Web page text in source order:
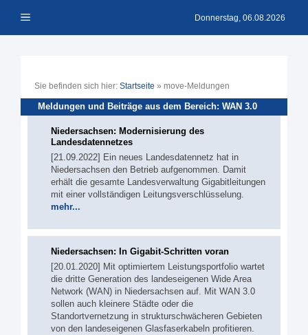
Inhalt Menü Donnerstag, 06.08.2026
Sie befinden sich hier: Startseite » move-Meldungen
Meldungen und Beiträge aus dem Bereich: WAN 3.0
Niedersachsen: Modernisierung des
Landesdatennetzes
[21.09.2022] Ein neues Landesdatennetz hat in
Niedersachsen den Betrieb aufgenommen. Damit
erhält die gesamte Landesverwaltung Gigabitleitungen
mit einer vollständigen Leitungsverschlüsselung.
mehr...
Niedersachsen: In Gigabit-Schritten voran
[20.01.2020] Mit optimiertem Leistungsportfolio wartet
die dritte Generation des landeseigenen Wide Area
Network (WAN) in Niedersachsen auf. Mit WAN 3.0
sollen auch kleinere Städte oder die
Standortvernetzung in strukturschwächeren Gebieten
von den landeseigenen Glasfaserkabeln profitieren.